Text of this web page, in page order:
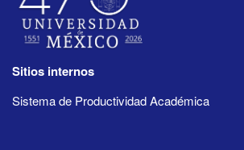
Sitios internos
Sistema de Productividad Académica